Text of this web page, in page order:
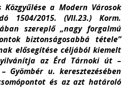
Közgyűlése a Modern Városok
1504/2015. (VII.23.) Korm.
szereplő „nagy forgalmú
biztonságosabbá tétele”
elősegítése céljából kiemelt
az Érd Tárnoki út –
Gyömbér u. keresztezésében
és az azt határoló